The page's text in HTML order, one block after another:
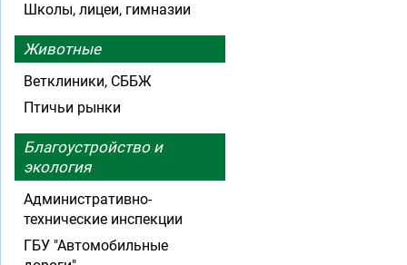
Школы, лицеи, гимназии
Животные
Ветклиники, СББЖ
Птичьи рынки
Благоустройство и
экология
Административно-
технические инспекции
ГБУ "Автомобильные